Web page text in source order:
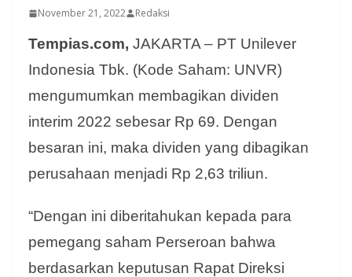
November 21, 2022 Redaksi
Tempias.com, JAKARTA – PT Unilever
Indonesia Tbk. (Kode Saham: UNVR)
mengumumkan membagikan dividen
interim 2022 sebesar Rp 69. Dengan
besaran ini, maka dividen yang dibagikan
perusahaan menjadi Rp 2,63 triliun.
“Dengan ini diberitahukan kepada para
pemegang saham Perseroan bahwa
berdasarkan keputusan Rapat Direksi